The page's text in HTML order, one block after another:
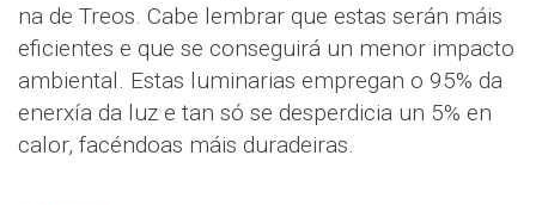
na de Treos. Cabe lembrar que estas serán máis
eficientes e que se conseguirá un menor impacto
ambiental. Estas luminarias empregan o 95% da
enerxía da luz e tan só se desperdicia un 5% en
calor, facéndoas máis duradeiras.